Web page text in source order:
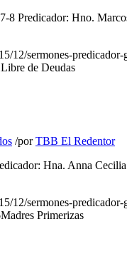
Predicador: Hno.
12/sermones-
Libre de Deudas
/porTBB El Redentor
Hna. Anna
12/sermones-
Madres Primerizas